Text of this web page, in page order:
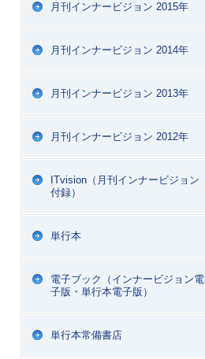
月刊インナービジョン 2015年
月刊インナービジョン 2014年
月刊インナービジョン 2013年
月刊インナービジョン 2012年
ITvision（月刊インナービジョン
付録）
単行本
電子ブック（インナービジョン電
子版・単行本電子版）
単行本常備書店